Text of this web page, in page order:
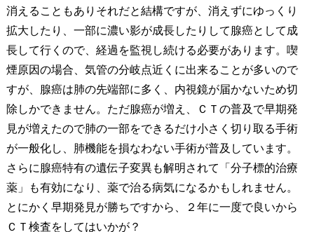
消えることもありそれだと結構ですが、消えずにゆっくり
拡大したり、一部に濃い影が成長したりして腺癌として成
長して行くので、経過を監視し続ける必要があります。喫
煙原因の場合、気管の分岐点近くに出来ることが多いので
すが、腺癌は肺の先端部に多く、内視鏡が届かないため切
除しかできません。ただ腺癌が増え、ＣＴの普及で早期発
見が増えたので肺の一部をできるだけ小さく切り取る手術
が一般化し、肺機能を損なわない手術が普及しています。
さらに腺癌特有の遺伝子変異も解明されて「分子標的治療
薬」も有効になり、薬で治る病気になるかもしれません。
とにかく早期発見が勝ちですから、２年に一度で良いから
ＣＴ検査をしてはいかが？